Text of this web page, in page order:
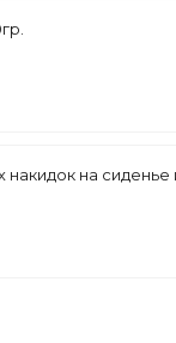
на сиденье